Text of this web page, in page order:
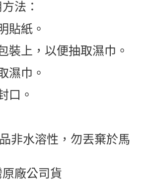
法：
貼紙。
裝上，以便抽取濕巾。
濕巾。
口。
非水溶性，勿丟棄於馬
廠公司貨